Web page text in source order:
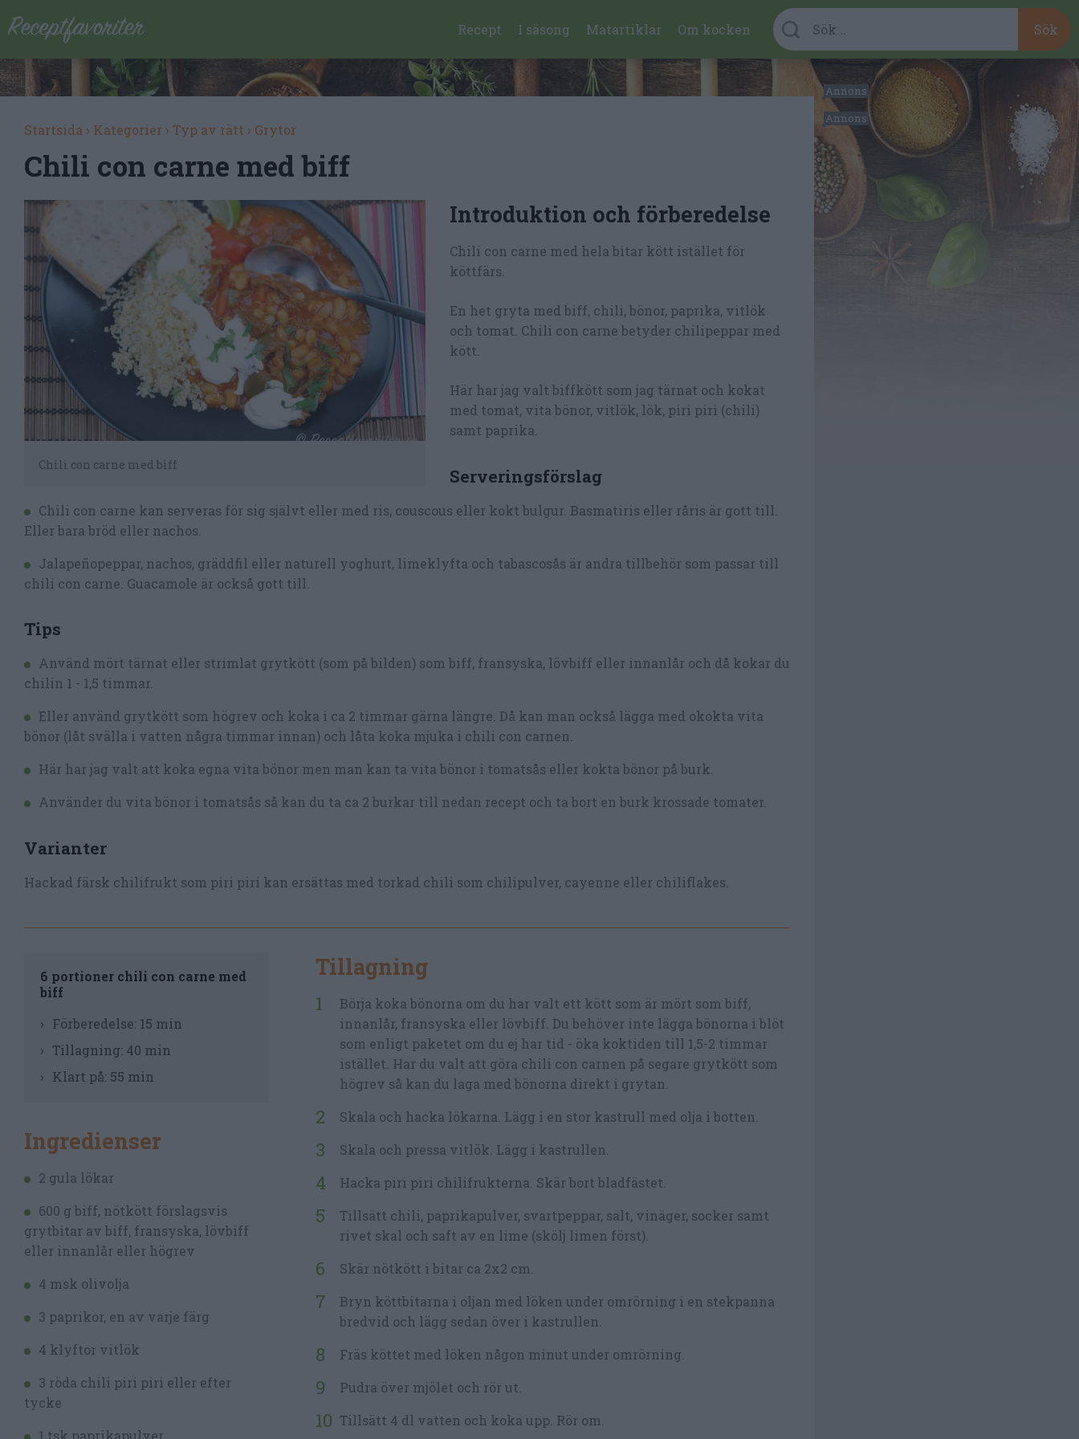
Recept I säsong Matartiklar Om kocken
Startsida › Kategorier › Typ av rätt › Grytor
Chili con carne med biff
Chili con carne med biff
Introduktion och förberedelse
Chili con carne med hela bitar kött istället för
köttfärs.
En het gryta med biff, chili, bönor, paprika, vitlök
och tomat. Chili con carne betyder chilipeppar med
kött.
Här har jag valt biffkött som jag tärnat och kokat
med tomat, vita bönor, vitlök, lök, piri piri (chili)
samt paprika.
Serveringsförslag
Chili con carne kan serveras för sig självt eller med ris, couscous eller kokt bulgur. Basmatiris eller råris är gott till.
Eller bara bröd eller nachos.
Jalapeñopeppar, nachos, gräddfil eller naturell yoghurt, limeklyfta och tabascosås är andra tillbehör som passar till
chili con carne. Guacamole är också gott till.
Tips
Använd mört tärnat eller strimlat grytkött (som på bilden) som biff, fransyska, lövbiff eller innanlår och då kokar du
chilin 1 - 1,5 timmar.
Eller använd grytkött som högrev och koka i ca 2 timmar gärna längre. Då kan man också lägga med okokta vita
bönor (låt svälla i vatten några timmar innan) och låta koka mjuka i chili con carnen.
Här har jag valt att koka egna vita bönor men man kan ta vita bönor i tomatsås eller kokta bönor på burk.
Använder du vita bönor i tomatsås så kan du ta ca 2 burkar till nedan recept och ta bort en burk krossade tomater.
Varianter
Hackad färsk chilifrukt som piri piri kan ersättas med torkad chili som chilipulver, cayenne eller chiliflakes.
6 portioner chili con carne med
biff
Förberedelse: 15 min
Tillagning: 40 min
Klart på: 55 min
Ingredienser
2 gula lökar
600 g biff, nötkött förslagsvis
grytbitar av biff, fransyska, lövbiff
eller innanlår eller högrev
4 msk olivolja
3 paprikor, en av varje färg
4 klyftor vitlök
3 röda chili piri piri eller efter
tycke
1 tsk paprikapulver
Tillagning
Börja koka bönorna om du har valt ett kött som är mört som biff,
innanlår, fransyska eller lövbiff. Du behöver inte lägga bönorna i blöt
som enligt paketet om du ej har tid - öka koktiden till 1,5-2 timmar
istället. Har du valt att göra chili con carnen på segare grytkött som
högrev så kan du laga med bönorna direkt i grytan.
Skala och hacka lökarna. Lägg i en stor kastrull med olja i botten.
Skala och pressa vitlök. Lägg i kastrullen.
Hacka piri piri chilifrukterna. Skär bort bladfästet.
Tillsätt chili, paprikapulver, svartpeppar, salt, vinäger, socker samt
rivet skal och saft av en lime (skölj limen först).
Skär nötkött i bitar ca 2x2 cm.
Bryn köttbitarna i oljan med löken under omrörning i en stekpanna
bredvid och lägg sedan över i kastrullen.
Fräs köttet med löken någon minut under omrörning.
Pudra över mjölet och rör ut.
Tillsätt 4 dl vatten och koka upp. Rör om.